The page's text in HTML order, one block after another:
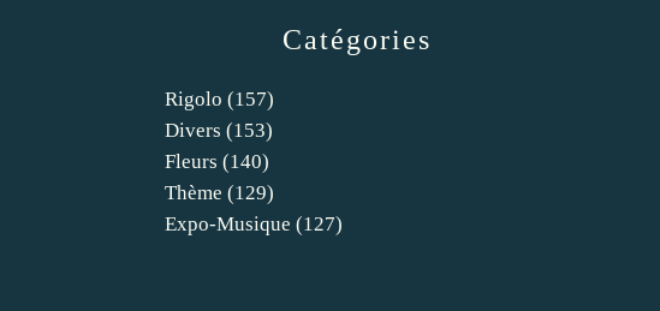
Catégories
Rigolo (157)
Divers (153)
Fleurs (140)
Thème (129)
Expo-Musique (127)